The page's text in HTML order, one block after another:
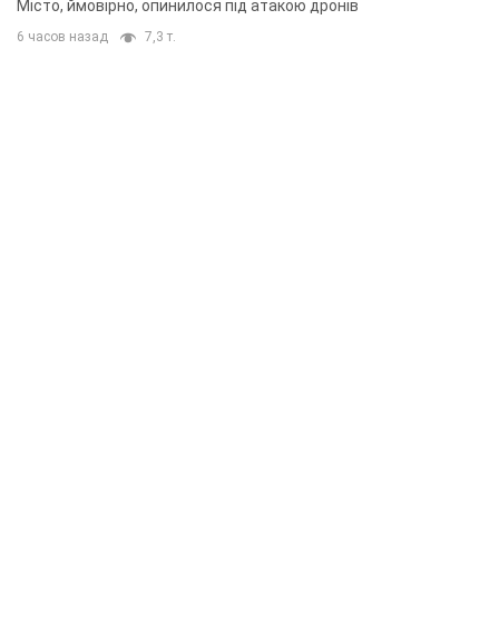
Місто, ймовірно, опинилося під атакою дронів
6 часов назад 7,3 т.